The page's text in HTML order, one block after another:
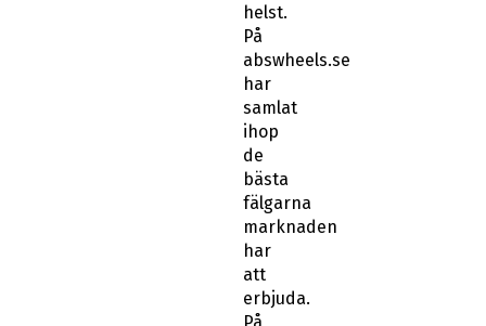
helst.
På
abswheels.se
har
samlat
ihop
de
bästa
fälgarna
marknaden
har
att
erbjuda.
På